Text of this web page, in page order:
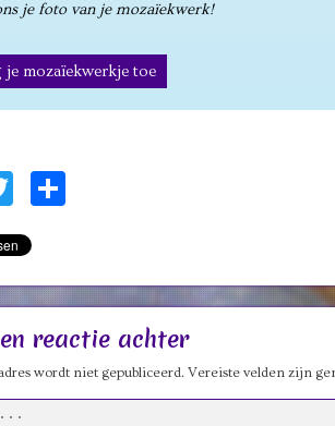
je foto van je mozaïekwerk!
Twitter
reactie achter
wordt niet gepubliceerd. Vereiste velden zijn